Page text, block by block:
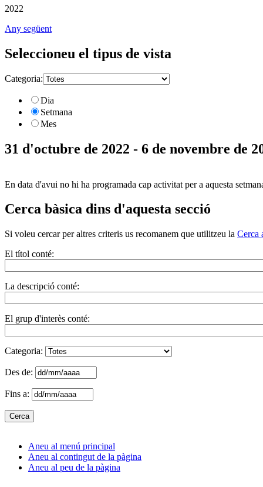
2022
Any següent
Seleccioneu el tipus de vista
Categoria:
Dia
Setmana
Mes
31 d'octubre de 2022 - 6 de novembre de
En data d'avui no hi ha programada cap activitat per a aquesta
Cerca bàsica dins d'aquesta secció
Si voleu cercar per altres criteris us recomanem que utilitzeu la Cerca
El títol conté:
La descripció conté:
El grup d'interès conté:
Categoria:
Des de:
Fins a:
Aneu al menú principal
Aneu al contingut de la pàgina
Aneu al peu de la pàgina